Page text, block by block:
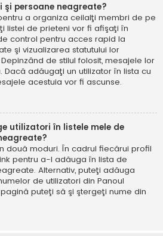
şi persoane neagreate?
a organiza ceilalţi membri de pe
listei de prieteni vor fi afişaţi în
control pentru acces rapid la
şi vizualizarea statutului lor
de stilul folosit, mesajele lor
adăugaţi un utilizator în lista cu
acestuia vor fi ascunse.
utilizatori în listele mele de
două moduri. În cadrul fiecărui profil
pentru a-l adăuga în lista de
Alternativ, puteţi adăuga
de utilizatori din Panoul
puteţi să şi ştergeţi nume din